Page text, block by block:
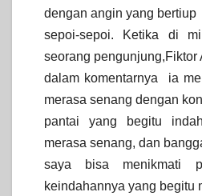
dengan angin yang bertiup
sepoi-sepoi. Ketika di
seorang pengunjung,Fiktor
dalam komentarnya ia
merasa senang dengan
pantai yang begitu
merasa senang, dan
saya bisa menikmati
keindahannya yang begitu